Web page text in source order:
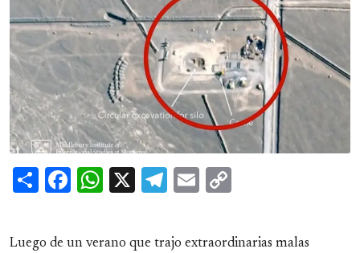
ShareFacebook
WhatsApp
X Telegram
Email
Luego de un verano que trajo extraordinarias malas